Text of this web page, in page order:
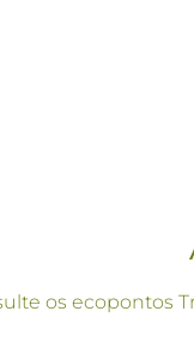
os ecopontos